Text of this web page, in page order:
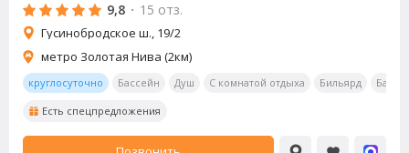
9,8 · 15 отз.
Гусинобродское ш., 19/2
метро Золотая Нива (2км)
круглосуточно Бассейн Душ С комнатой отдыха Бильярд Бар
Есть спецпредложения